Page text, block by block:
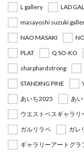
L gallery
LAD
masayoshi suzuki
NAO MASAKI
PLAT
Q SO-KO
sharphardstrong
STANDING PINE
あいち2025
あ
ウエストベスギャラリ
ガルリラペ
ガレ
ギャラリーアートグラ